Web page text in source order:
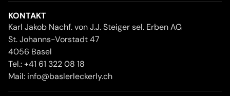
KONTAKT
Karl Jakob Nachf. von J.J. Steiger sel. Erben AG
St. Johanns-Vorstadt 47
4056 Basel
Tel.:+41 61 322 08 18
Mail: info@baslerleckerly.ch